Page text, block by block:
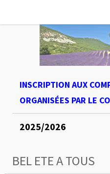
INSCRIPTION AUX
ORGANISÉES PAR LE
2025/2026
BEL ETE A TOUS